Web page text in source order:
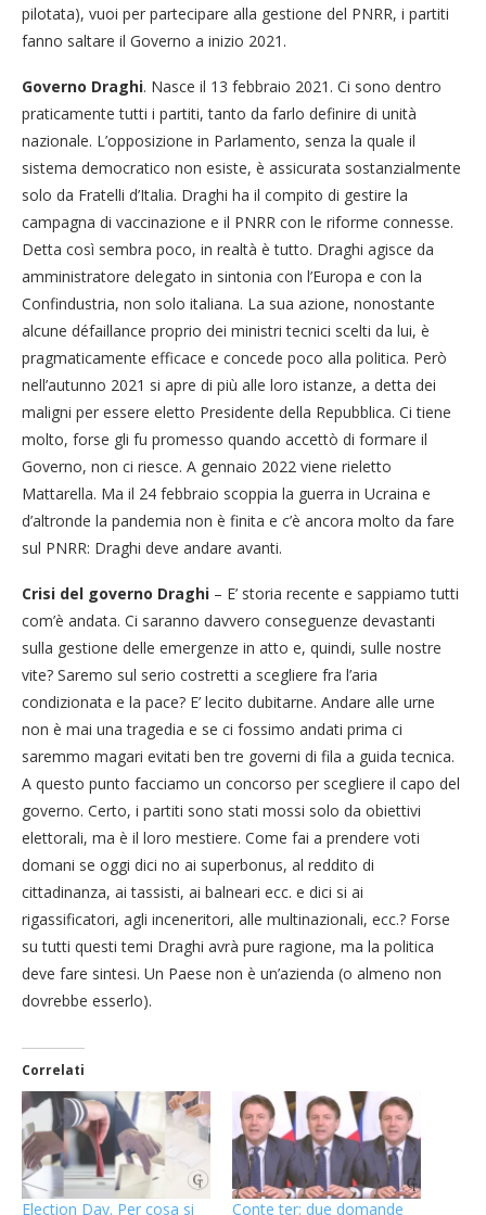
pilotata), vuoi per partecipare alla gestione del PNRR, i partiti
fanno saltare il Governo a inizio 2021.
Governo Draghi. Nasce il 13 febbraio 2021. Ci sono dentro
praticamente tutti i partiti, tanto da farlo definire di unità
nazionale. L’opposizione in Parlamento, senza la quale il
sistema democratico non esiste, è assicurata sostanzialmente
solo da Fratelli d’Italia. Draghi ha il compito di gestire la
campagna di vaccinazione e il PNRR con le riforme connesse.
Detta così sembra poco, in realtà è tutto. Draghi agisce da
amministratore delegato in sintonia con l’Europa e con la
Confindustria, non solo italiana. La sua azione, nonostante
alcune défaillance proprio dei ministri tecnici scelti da lui, è
pragmaticamente efficace e concede poco alla politica. Però
nell’autunno 2021 si apre di più alle loro istanze, a detta dei
maligni per essere eletto Presidente della Repubblica. Ci tiene
molto, forse gli fu promesso quando accettò di formare il
Governo, non ci riesce. A gennaio 2022 viene rieletto
Mattarella. Ma il 24 febbraio scoppia la guerra in Ucraina e
d’altronde la pandemia non è finita e c’è ancora molto da fare
sul PNRR: Draghi deve andare avanti.
Crisi del governo Draghi – E’ storia recente e sappiamo tutti
com’è andata. Ci saranno davvero conseguenze devastanti
sulla gestione delle emergenze in atto e, quindi, sulle nostre
vite? Saremo sul serio costretti a scegliere fra l’aria
condizionata e la pace? E’ lecito dubitarne. Andare alle urne
non è mai una tragedia e se ci fossimo andati prima ci
saremmo magari evitati ben tre governi di fila a guida tecnica.
A questo punto facciamo un concorso per scegliere il capo del
governo. Certo, i partiti sono stati mossi solo da obiettivi
elettorali, ma è il loro mestiere. Come fai a prendere voti
domani se oggi dici no ai superbonus, al reddito di
cittadinanza, ai tassisti, ai balneari ecc. e dici si ai
rigassificatori, agli inceneritori, alle multinazionali, ecc.? Forse
su tutti questi temi Draghi avrà pure ragione, ma la politica
deve fare sintesi. Un Paese non è un’azienda (o almeno non
dovrebbe esserlo).
Correlati
Election Day. Per cosa si Conte ter: due domande